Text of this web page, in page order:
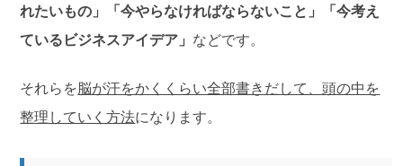
れたいもの」「今やらなければならないこと」「今考え
ているビジネスアイデア」 などです。
それらを脳が汗をかくくらい全部書きだして、頭の中を
整理していく方法になります。